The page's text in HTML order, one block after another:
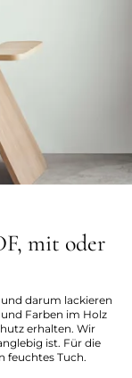
mit oder
darum lackieren
Farben im Holz
erhalten. Wir
ist. Für die
feuchtes Tuch.